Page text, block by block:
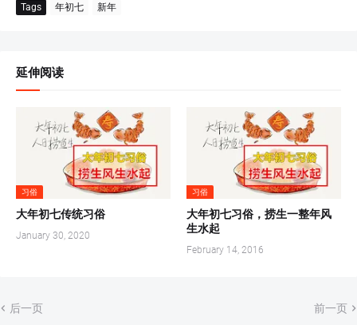
Tags 年初七 新年
延伸阅读
习俗
大年初七传统习俗
January 30, 2020
习俗
大年初七习俗，捞生一整年风
生水起
February 14, 2016
后一页 前一页